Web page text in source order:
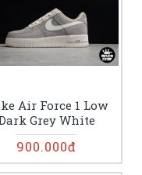
Air Force 1 Low
Grey White
900.000đ